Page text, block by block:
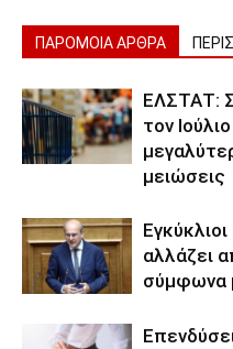
ΠΑΡΟΜΟΙΑ ΑΡΘΡΑ
ΕΛΣΤΑΤ:
τον
μειώσεις
αλλάζει
σύμφωνα